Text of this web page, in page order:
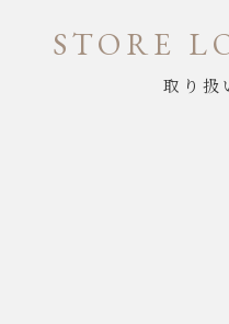
STORE
取り扱